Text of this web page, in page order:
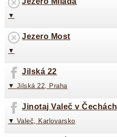
▼
Jezero Most
▼
Jilská 22
▼ Jilská 22, Praha
Jinotaj Valeč v Čechách
▼ Valeč, Karlovarsko